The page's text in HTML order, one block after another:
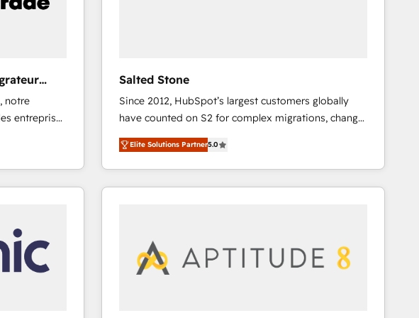
notre
entreprises
revenus
ETI
RevOps
et
API,
Salted Stone
Since 2012, HubSpot’s largest customers globally
have counted on S2 for complex migrations, change
management, systems integration, and creative
solutions that deliver measurable impact and
transform brand experiences As one of the few full-
service creative agencies in the HubSpot
marketing campaigns, & RevOps frameworks that
fuel long-term success We connect the entire
Elite Solutions Partner5.0